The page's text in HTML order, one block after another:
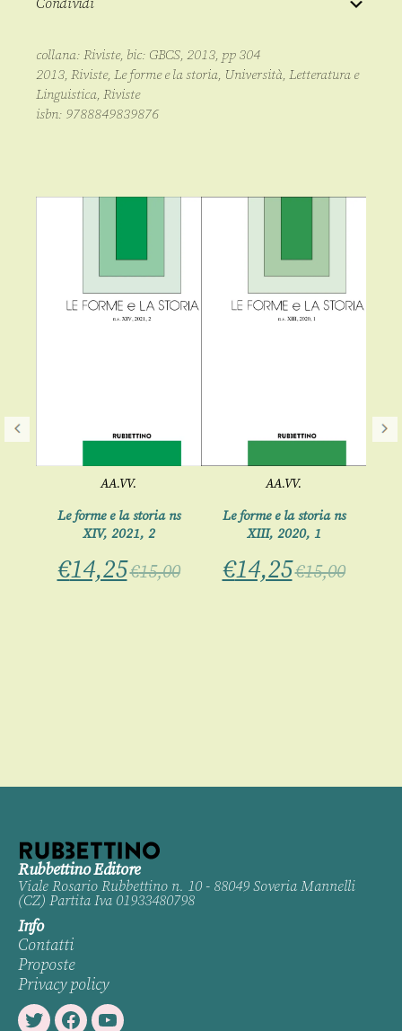
collana: Riviste, bic: GBCS, 2013, pp 304
2013, Riviste, Le forme e la storia, Università, Letteratura e
Linguistica, Riviste
isbn: 9788849839876
AA.VV.
Le forme e la storia ns
XIV, 2021, 2
€14,25€15,00
AA.VV.
Le forme e la storia ns
XIII, 2020, 1
€14,25€15,00
Rubbettino Editore
Viale Rosario Rubbettino n. 10 - 88049 Soveria Mannelli
(CZ) Partita Iva 01933480798
Info
Contatti
Proposte
Privacy policy